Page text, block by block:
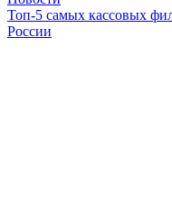
Топ-5 самых кассовых
России